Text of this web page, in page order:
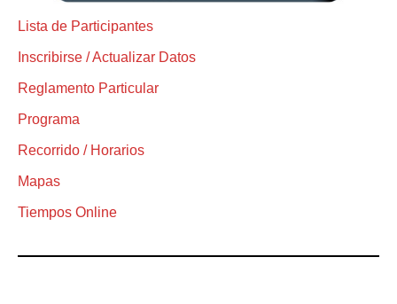
Lista de Participantes
Inscribirse / Actualizar Datos
Reglamento Particular
Programa
Recorrido / Horarios
Mapas
Tiempos Online